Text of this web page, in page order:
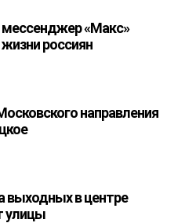
«Макс»
жизни россиян
направления
выходных в центре
улицы